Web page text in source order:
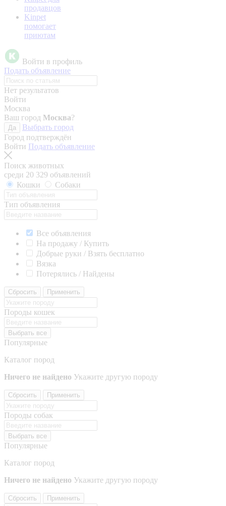
продавцов
Kinpet
помогает
приютам
Войти в профиль
Подать объявление
Нет результатов
Войти
Москва
Ваш город Москва?
Да
Выбрать город
Город подтверждён
Войти Подать объявление
Поиск животных
среди 20 329 объявлений
Кошки
Собаки
Тип объявления
Все объявления
На продажу / Купить
Добрые руки / Взять бесплатно
Вязка
Потерялись / Найдены
Сбросить Применить
Породы кошек
Выбрать все
Популярные
Каталог пород
Ничего не найдено Укажите другую породу
Сбросить Применить
Породы собак
Выбрать все
Популярные
Каталог пород
Ничего не найдено Укажите другую породу
Сбросить Применить